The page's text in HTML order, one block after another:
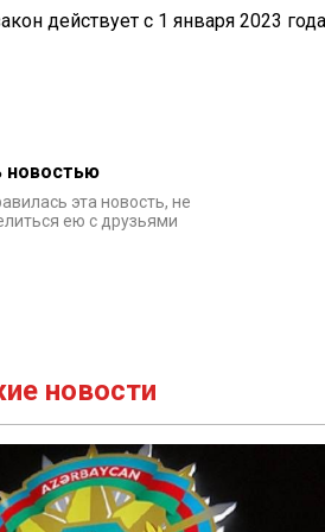
действует с 1 января 2023
новостью
эта новость, не
ею с друзьями
новости